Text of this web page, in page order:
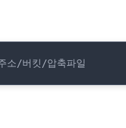
/버킷/압축파일